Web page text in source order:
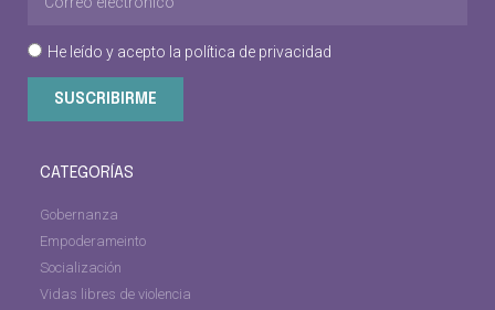
CATEGORÍAS
Gobernanza
Empoderameinto
Socialización
Vidas libres de violencia
He leído y acepto la política de privacidad
SUSCRIBIRME